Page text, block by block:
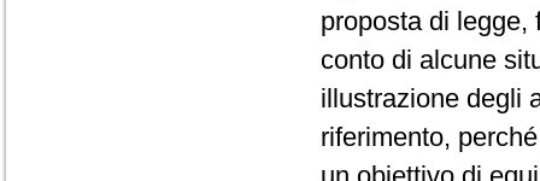
proposta di legge,
conto di alcune
illustrazione degli
riferimento,